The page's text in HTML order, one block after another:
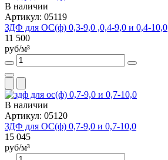
В наличии
Артикул: 05119
ЗДФ для ОС(ф) 0,3-9,0 ,0,4-9,0 и 0,4-10,0
11 500
руб/м³
В наличии
Артикул: 05120
ЗДФ для ОС(ф) 0,7-9,0 и 0,7-10,0
15 045
руб/м³